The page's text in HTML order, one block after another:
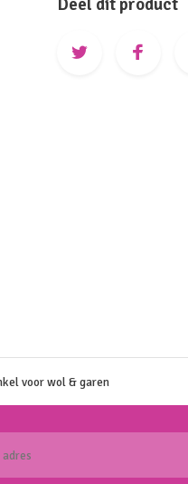
Deel dit product
voor wol & garen